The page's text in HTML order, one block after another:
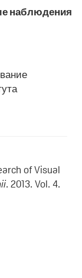
наблюдения
of Visual
. 2013. Vol. 4.